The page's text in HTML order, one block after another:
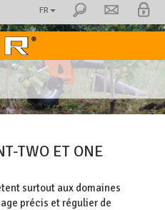
FR
TWO ET ONE
surtout aux domaines
précis et régulier de